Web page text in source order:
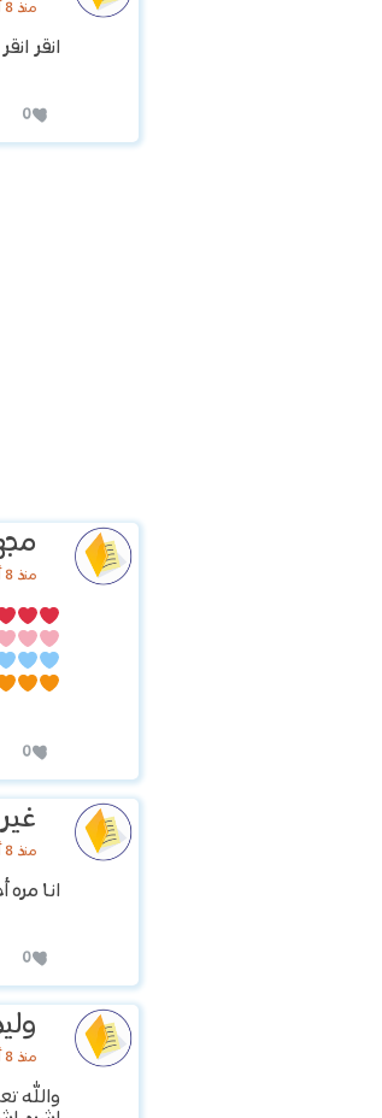
منذ 8 أشهر الساعة 18:48
انقر
0
منذ 8 أشهر الساعة 10:54
0
منذ 8 أشهر الساعة 20:58
انا
0
منذ 8 أشهر الساعة 15:03
والله